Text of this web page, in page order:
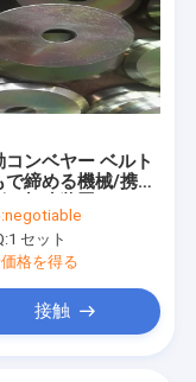
コンベヤー ベルト
で締める機械/携帯
negotiable
1 セット
格を得る
接触